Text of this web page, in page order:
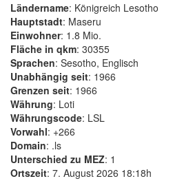
Ländername: Königreich Lesotho
Hauptstadt: Maseru
Einwohner: 1.8 Mio.
Fläche in qkm: 30355
Sprachen: Sesotho, Englisch
Unabhängig seit: 1966
Grenzen seit: 1966
Währung: Loti
Währungscode: LSL
Vorwahl: +266
Domain: .ls
Unterschied zu MEZ: 1
Ortszeit: 7. August 2026 18:18h